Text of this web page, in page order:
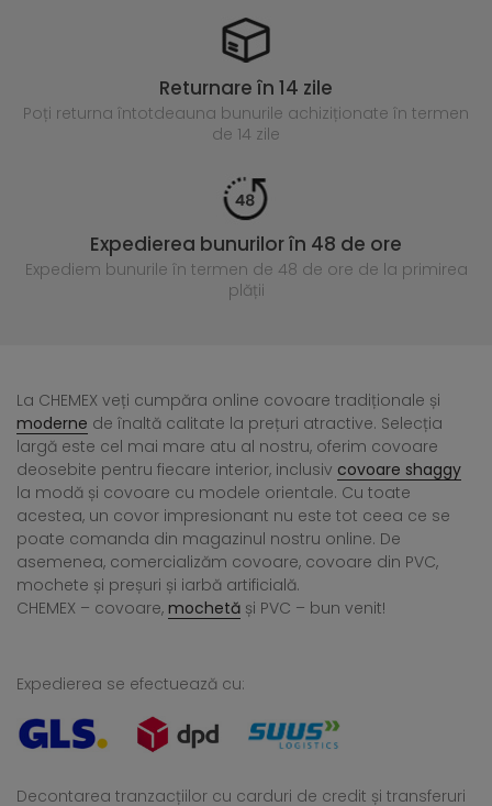
Returnare în 14 zile
Poți returna întotdeauna bunurile achiziționate în termen
de 14 zile
Expedierea bunurilor în 48 de ore
Expediem bunurile în termen de 48 de ore de la primirea
plății
La CHEMEX veți cumpăra online covoare tradiționale și
moderne de înaltă calitate la prețuri atractive. Selecția
largă este cel mai mare atu al nostru, oferim covoare
deosebite pentru fiecare interior, inclusiv covoare shaggy
la modă și covoare cu modele orientale. Cu toate
acestea, un covor impresionant nu este tot ceea ce se
poate comanda din magazinul nostru online. De
asemenea, comercializăm covoare, covoare din PVC,
mochete și preșuri și iarbă artificială.
CHEMEX – covoare, mochetă și PVC – bun venit!
Expedierea se efectuează cu:
Decontarea tranzacțiilor cu carduri de credit și transferuri